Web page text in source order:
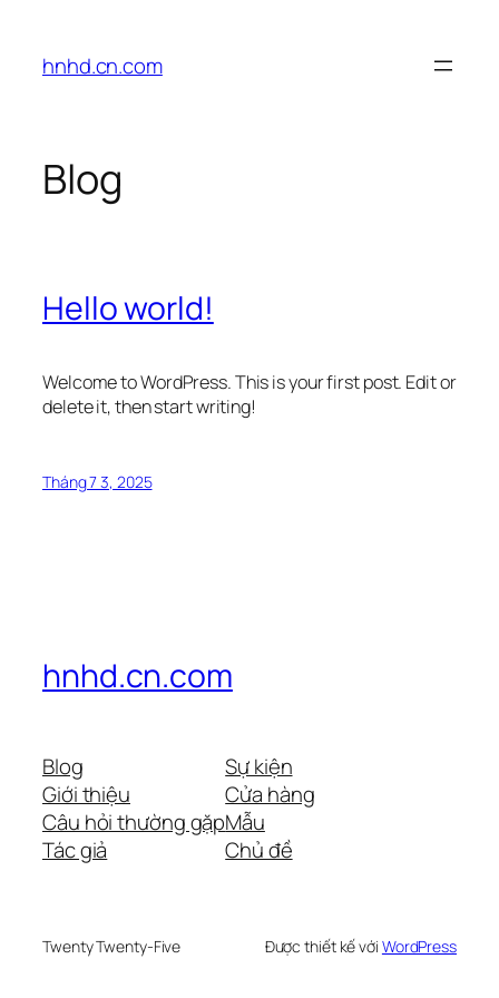
phầnhnhd.cn.com
Blog
Hello world!
Welcome to WordPress. This is your first post. Edit or
delete it, then start writing!
Tháng 7 3, 2025
hnhd.cn.com
Blog
Giới thiệu
Câu hỏi thường gặp
Tác giả
Sự kiện
Cửa hàng
Mẫu
Chủ đề
Twenty Twenty-Five Được thiết kế với WordPress